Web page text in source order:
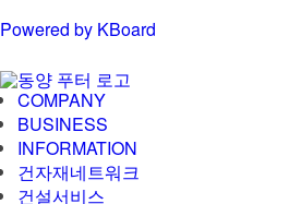
Powered by KBoard
COMPANY
BUSINESS
INFORMATION
건자재네트워크
건설서비스